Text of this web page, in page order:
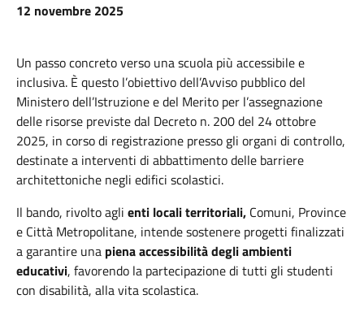
12 novembre 2025
Un passo concreto verso una scuola più accessibile e
inclusiva. È questo l’obiettivo dell’Avviso pubblico del
Ministero dell’Istruzione e del Merito per l’assegnazione
delle risorse previste dal Decreto n. 200 del 24 ottobre
2025, in corso di registrazione presso gli organi di controllo,
destinate a interventi di abbattimento delle barriere
architettoniche negli edifici scolastici.
Il bando, rivolto agli enti locali territoriali, Comuni, Province
e Città Metropolitane, intende sostenere progetti finalizzati
a garantire una piena accessibilità degli ambienti
educativi, favorendo la partecipazione di tutti gli studenti
con disabilità, alla vita scolastica.